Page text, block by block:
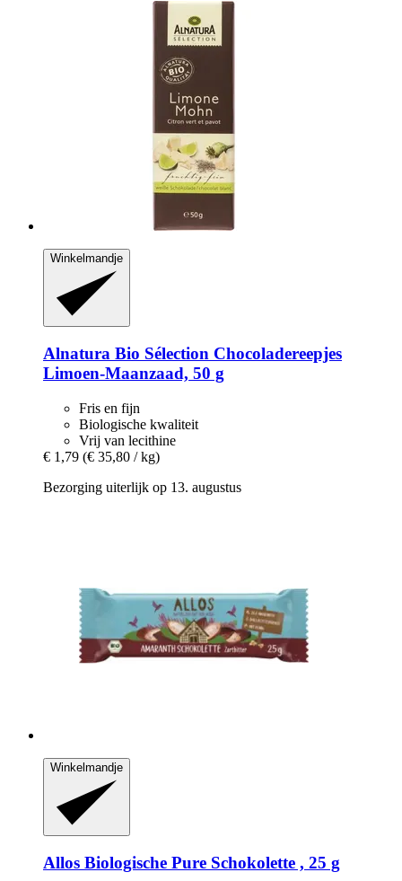
Winkelmandje
Alnatura Bio Sélection Chocoladereepjes
Limoen-​Maanzaad, 50 g
Fris en fijn
Biologische kwaliteit
Vrij van lecithine
€ 1,79 (€ 35,80 / kg)
Bezorging uiterlijk op 13. augustus
Winkelmandje
Allos Biologische Pure Schokolette , 25 g